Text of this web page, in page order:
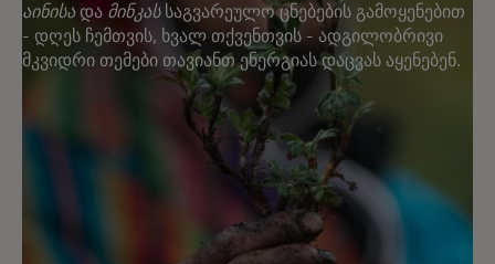
აინისადა მინკასსაგვარეულო ცნებების გამოყენებით
- დღეს ჩემთვის, ხვალ თქვენთვის - ადგილობრივი
მკვიდრი თემები თავიანთ ენერგიას დაცვას აყენებენ.